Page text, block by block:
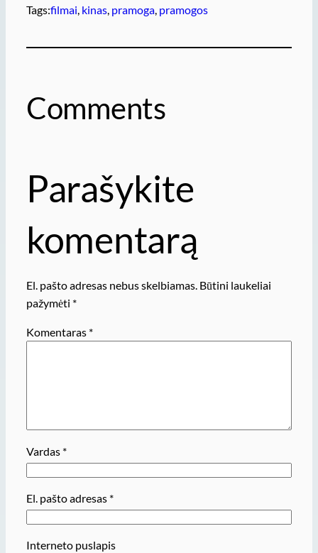
Tags:filmai, kinas, pramoga, pramogos
Comments
Parašykite
komentarą
El. pašto adresas nebus skelbiamas. Būtini laukeliai
pažymėti *
Komentaras *
Vardas *
El. pašto adresas *
Interneto puslapis